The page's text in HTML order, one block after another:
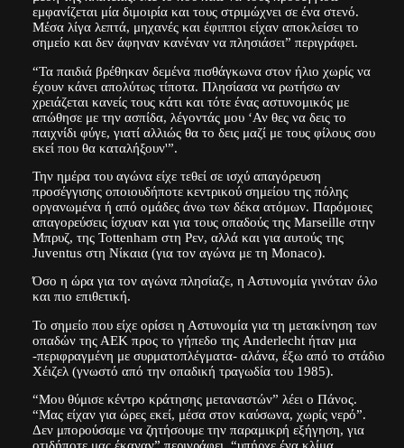
εμφανίζεται μία διμοιρία και τους στριμώχνει σε ένα στενό.
Μέσα λίγα λεπτά, μηχανές και έφιπποι είχαν αποκλείσει το
σημείο και δεν άφηναν κανέναν να πλησιάσει” περιγράφει.
“Τα παιδιά βρέθηκαν δεμένα πισθάγκωνα στον ήλιο χωρίς να
έχουν κάνει απολύτως τίποτα. Πλησίασα να ρωτήσω αν
χρειάζεται κανείς τους κάτι και τότε ένας αστυνομικός με
απώθησε με την ασπίδα, λέγοντάς μου ‘Αν θες να δεις το
παιχνίδι φύγε, γιατί αλλιώς θα το δεις μαζί με τους φίλους σου
εκεί που θα καταλήξουν'”.
Την ημέρα του αγώνα είχε τεθεί σε ισχύ απαγόρευση
προσέγγισης οποιουδήποτε κεντρικού σημείου της πόλης
οργανωμένα ή από ομάδες άνω των δέκα ατόμων. Παρόμοιες
απαγορεύσεις ίσχυαν και για τους οπαδούς της Marseille στην
Μπρυζ, της Tottenham στη Ρεν, αλλά και για αυτούς της
Juventus στη Νίκαια (για τον αγώνα με τη Monaco).
Όσο η ώρα για τον αγώνα πλησίαζε, η Αστυνομία γινόταν όλο
και πιο επιθετική.
Το σημείο που είχε ορίσει η Αστυνομία για τη μετακίνηση των
οπαδών της ΑΕΚ προς το γήπεδο της Anderlecht ήταν μια
-περιφραγμένη με συρματοπλέγματα- αλάνα, έξω από το στάδιο
Χέιζελ (γνωστό από την οπαδική τραγωδία του 1985).
“Μου θύμισε κέντρο κράτησης μεταναστών” λέει ο Πάνος.
“Μας είχαν για ώρες εκεί, μέσα στον καύσωνα, χωρίς νερό”.
Δεν μπορούσαμε να ζητήσουμε την παραμικρή εξήγηση, για
οτιδήποτε μας έκαναν” περιγράφει, “υπήρχε ένα κλίμα